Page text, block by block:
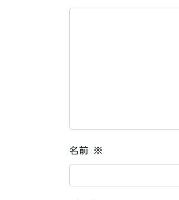
名前 ※